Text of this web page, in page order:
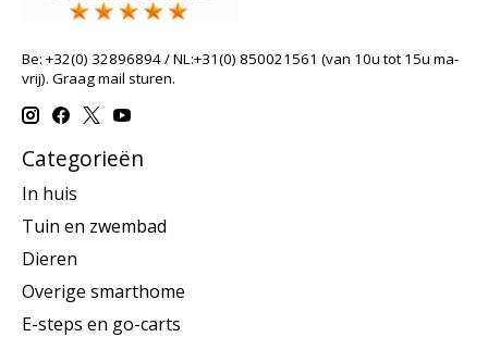
Be: +32(0) 32896894 / NL:+31(0) 850021561 (van 10u tot 15u ma-
vrij). Graag mail sturen.
Categorieën
In huis
Tuin en zwembad
Dieren
Overige smarthome
E-steps en go-carts